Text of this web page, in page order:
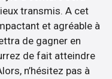
transmis. A cet
et agréable à
de gagner en
de fait atteindre
n’hésitez pas à